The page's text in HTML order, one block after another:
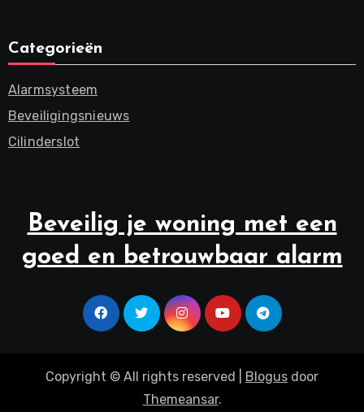
Categorieën
Alarmsysteem
Beveiligingsnieuws
Cilinderslot
Beveilig je woning met een
goed en betrouwbaar alarm
Copyright © All rights reserved Blogus door
Themeansar.